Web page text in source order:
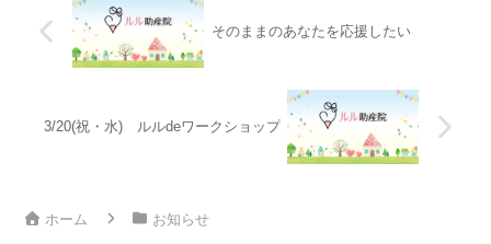
そのままのあなたを応援したい
3/20(祝・水) ルルdeワークショップ
ホーム お知らせ